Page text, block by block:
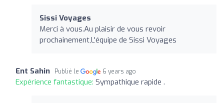
Sissi Voyages
Merci à vous.Au plaisir de vous revoir
prochainement,L'équipe de Sissi Voyages
Ent Sahin Publié le 6 years ago
Expérience fantastique: Sympathique rapide .